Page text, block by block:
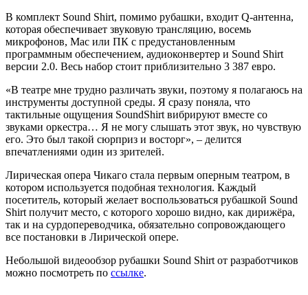
В комплект Sound Shirt, помимо рубашки, входит Q-антенна,
которая обеспечивает звуковую трансляцию, восемь
микрофонов, Mac или ПК с предустановленным
программным обеспечением, аудиоконвертер и Sound Shirt
версии 2.0. Весь набор стоит приблизительно 3 387 евро.
«В театре мне трудно различать звуки, поэтому я полагаюсь на
инструменты доступной среды. Я сразу поняла, что
тактильные ощущения SoundShirt вибрируют вместе со
звуками оркестра… Я не могу слышать этот звук, но чувствую
его. Это был такой сюрприз и восторг», – делится
впечатлениями один из зрителей.
Лирическая опера Чикаго стала первым оперным театром, в
котором используется подобная технология. Каждый
посетитель, который желает воспользоваться рубашкой Sound
Shirt получит место, с которого хорошо видно, как дирижёра,
так и на сурдопереводчика, обязательно сопровождающего
все постановки в Лирической опере.
Небольшой видеообзор рубашки Sound Shirt от разработчиков
можно посмотреть по ссылке.